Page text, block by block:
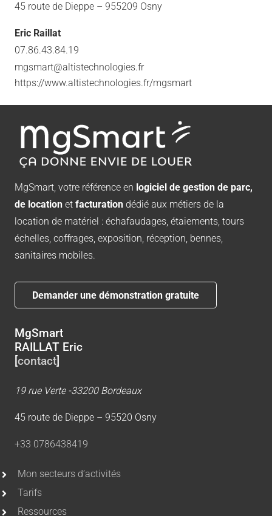
45 route de Dieppe – 955209 Osny
Eric Raillat
07.86.43.84.19
mgsmart@altistechnologies.fr
https://www.altistechnologies.fr/mgsmart
MgSmart, votre référence en logiciel de gestion de parc,
de location et facturation dédié aux métiers de la
location de matériel : échafaudages, étaiements, tours
échelles, coffrages, exposition, réception, bennes,
sanitaires mobiles.
Demander une démonstration gratuite
MgSmart
RAILLAT Eric
[contact]
19 rue Verte -33200 Bordeaux
45 route de Dieppe – 95520 Osny
+33 0786438419
Mon secteurs d’activités
Tarifs
Ressources